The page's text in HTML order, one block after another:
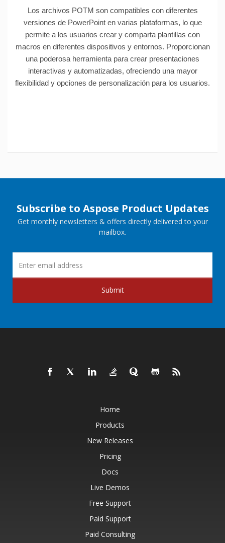
Los archivos POTM son compatibles con diferentes
versiones de PowerPoint en varias plataformas, lo que
permite a los usuarios crear y comparta plantillas con
macros en diferentes dispositivos y entornos. Proporcionan
una poderosa herramienta para crear presentaciones
interactivas y automatizadas, ofreciendo una mayor
flexibilidad y opciones de personalización para los usuarios.
Subscribe to Aspose Product Updates
Get monthly newsletters & offers directly delivered to your
mailbox.
Submit
Home
Products
New Releases
Pricing
Docs
Live Demos
Free Support
Paid Support
Paid Consulting